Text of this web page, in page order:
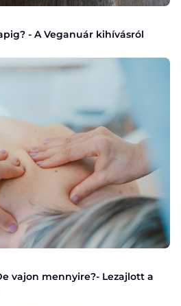
- A Veganuár kihívásról
vajon mennyire?- Lezajlott a